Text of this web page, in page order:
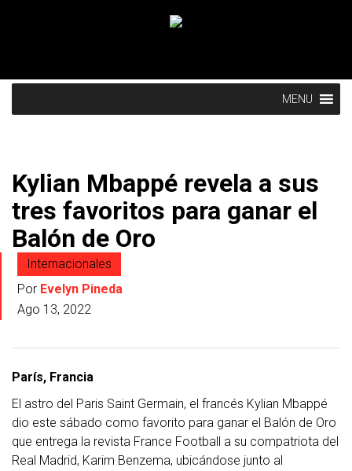
MENU
Kylian Mbappé revela a sus
tres favoritos para ganar el
Balón de Oro
Internacionales
Por Evelyn Pineda
Ago 13, 2022
París, Francia
El astro del Paris Saint Germain, el francés Kylian Mbappé
dio este sábado como favorito para ganar el Balón de Oro
que entrega la revista France Football a su compatriota del
Real Madrid, Karim Benzema, ubicándose junto al